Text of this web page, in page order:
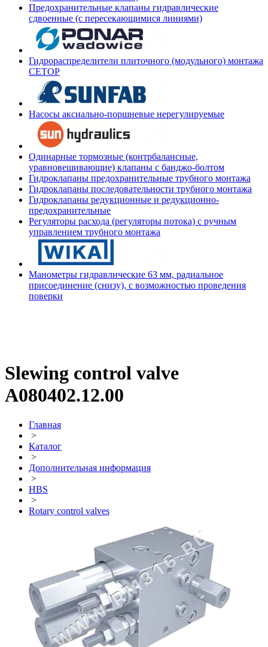
Предохранительные клапаны гидравлические
сдвоенные (с пересекающимися линиями)
Гидрораспределители плиточного (модульного) монтажа
СЕТОР
Насосы аксиально-поршневые нерегулируемые
Одинарные тормозные (контрбалансные,
уравновешивающие) клапаны с банджо-болтом
Гидроклапаны предохранительные трубного монтажа
Гидроклапаны последовательности трубного монтажа
Гидроклапаны редукционные и редукционно-
предохранительные
Регуляторы расхода (регуляторы потока) с ручным
управлением трубного монтажа
Манометры гидравлические 63 мм, радиальное
присоединение (снизу), с возможностью проведения
поверки
Slewing control valve
A080402.12.00
Главная
>
Каталог
>
Дополнительная информация
>
HBS
>
Rotary control valves